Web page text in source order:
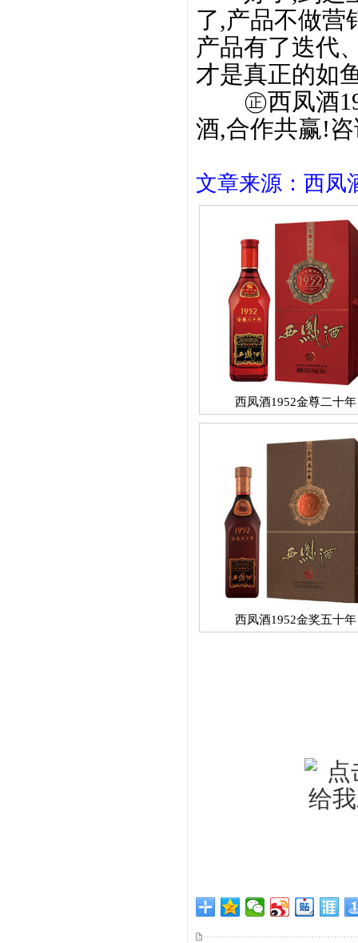
了,产品不做营
产品有了迭代
才是真正的如
㊣西凤酒
酒,合作共赢!咨
文章来源：西凤
西凤酒1952金尊二十年
西凤酒1952金奖五十年